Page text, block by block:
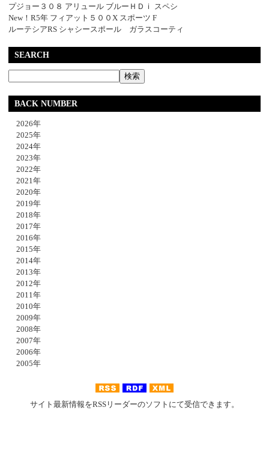
プジョー３０８ アリュール ブルーＨＤｉ スペシ
New！R5年 フィアット５００X スポーツ F
ルーテシアRS シャシースポール ガラスコーティ
SEARCH
BACK NUMBER
2026年
2025年
2024年
2023年
2022年
2021年
2020年
2019年
2018年
2017年
2016年
2015年
2014年
2013年
2012年
2011年
2010年
2009年
2008年
2007年
2006年
2005年
サイト最新情報をRSSリーダーのソフトにて受信できます。